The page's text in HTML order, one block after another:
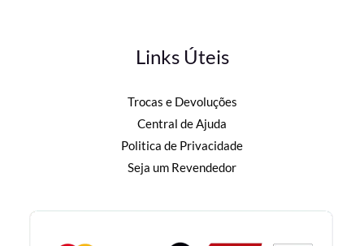
Links Úteis
Trocas e Devoluções
Central de Ajuda
Politica de Privacidade
Seja um Revendedor